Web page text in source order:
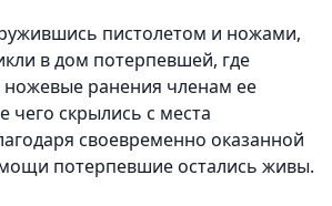
пистолетом и ножами,
в дом потерпевшей, где
ранения членам ее
чего скрылись с места
своевременно оказанной
потерпевшие остались живы.